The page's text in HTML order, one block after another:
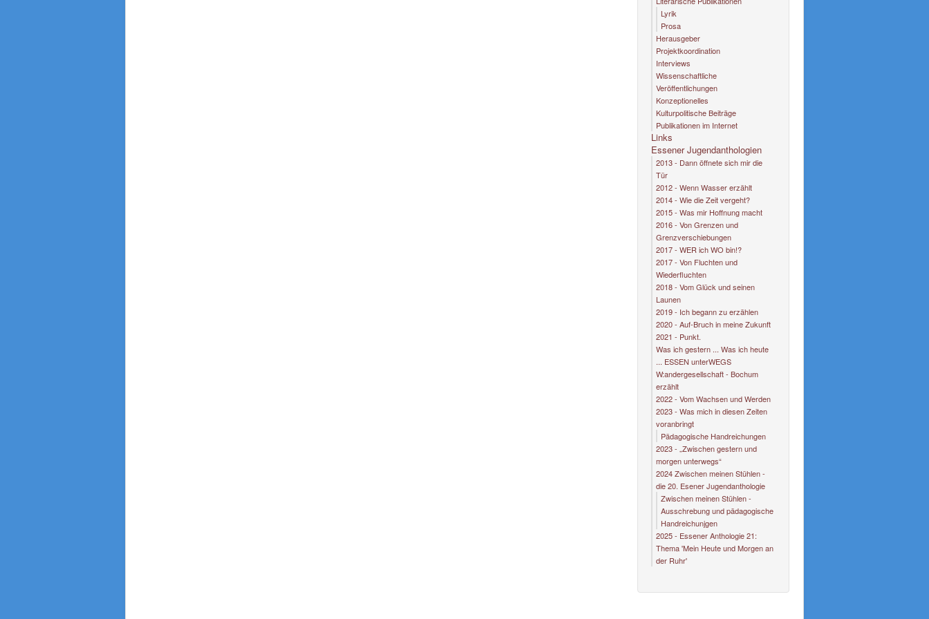
Lyrik
Prosa
Herausgeber
Projektkoordination
Interviews
Wissenschaftliche
Veröffentlichungen
Konzeptionelles
Kulturpolitische Beiträge
Publikationen im Internet
Links
Essener Jugendanthologien
2013 - Dann öffnete sich mir die
Tür
2012 - Wenn Wasser erzählt
2014 - Wie die Zeit vergeht?
2015 - Was mir Hoffnung macht
2016 - Von Grenzen und
Grenzverschiebungen
2017 - WER ich WO bin!?
2017 - Von Fluchten und
Wiederfluchten
2018 - Vom Glück und seinen
Launen
2019 - Ich begann zu erzählen
2020 - Auf-Bruch in meine Zukunft
2021 - Punkt.
Was ich gestern ... Was ich heute
... ESSEN unterWEGS
W:andergesellschaft - Bochum
erzählt
2022 - Vom Wachsen und Werden
2023 - Was mich in diesen Zeiten
voranbringt
Pädagogische Handreichungen
2023 - „Zwischen gestern und
morgen unterwegs“
2024 Zwischen meinen Stühlen -
die 20. Esener Jugendanthologie
Zwischen meinen Stühlen -
Ausschrebung und pädagogische
Handreichunjgen
2025 - Essener Anthologie 21:
Thema 'Mein Heute und Morgen an
der Ruhr'